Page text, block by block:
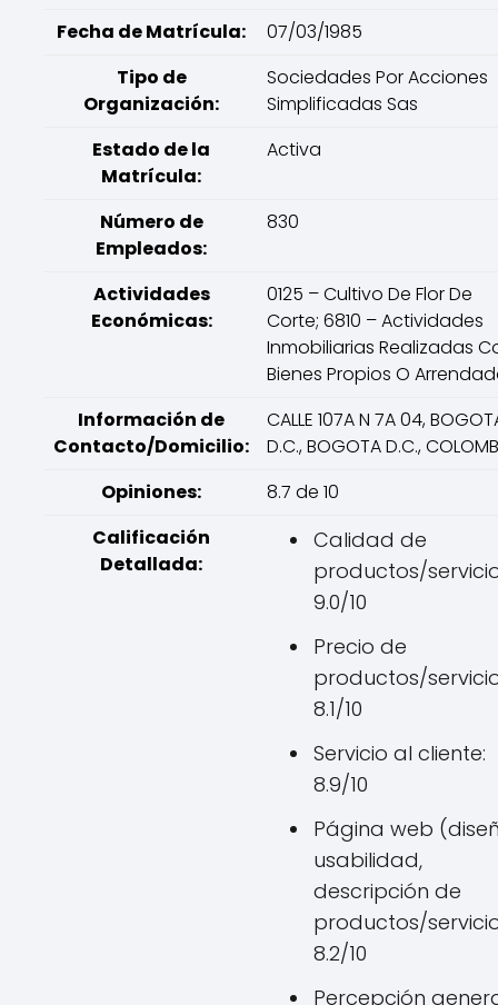
Fecha de Matrícula:
07/03/1985
Tipo de
Organización:
Sociedades Por Acciones
Simplificadas Sas
Estado de la
Matrícula:
Activa
Número de
Empleados:
830
Actividades
Económicas:
0125 – Cultivo De Flor De
Corte; 6810 – Actividades
Inmobiliarias Realizadas
Bienes Propios O
Información de
Contacto/Domicilio:
CALLE 107A N 7A 04,
D.C., BOGOTA D.C.,
Opiniones:
8.7 de 10
Calificación
Detallada:
Calidad de
productos/
9.0/10
Precio de
productos/
8.1/10
Servicio al cliente:
8.9/10
Página web
usabilidad,
descripción de
productos/
8.2/10
Percepción